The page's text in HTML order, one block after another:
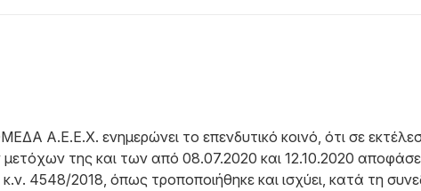
Α.Ε.Ε.Χ. ενημερώνει το επενδυτικό κοινό, ότι σε
μετόχων της και των από 08.07.2020 και 12.10.2020
4548/2018, όπως τροποποιήθηκε και ισχύει, κατά τη